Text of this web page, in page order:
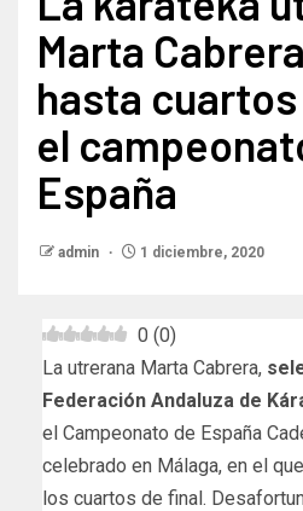
Marta
hasta
el
España
admin 1 diciembre, 2020
0 (0)
La utrerana Marta Cabrera,
Federación Andaluza de
el Campeonato de España
celebrado en Málaga, en el
los cuartos de final.